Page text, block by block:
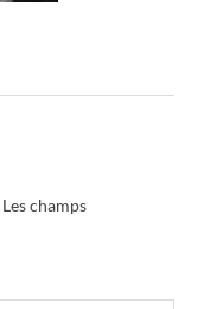
Les champs